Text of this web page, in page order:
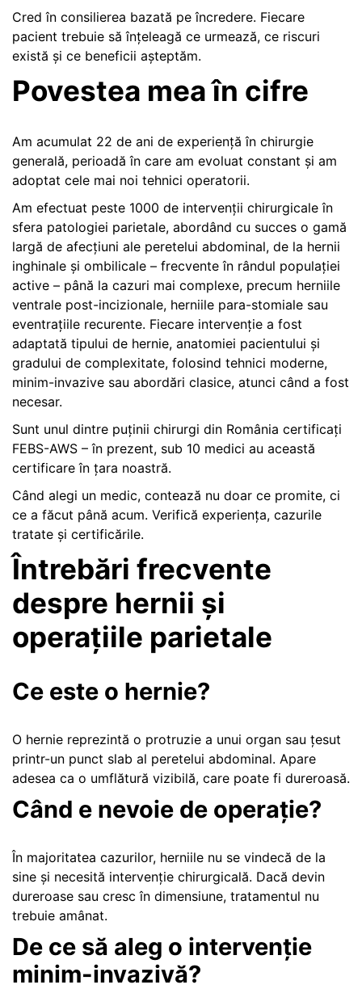
Cred în consilierea bazată pe încredere. Fiecare
pacient trebuie să înțeleagă ce urmează, ce riscuri
există și ce beneficii așteptăm.
Povestea mea în cifre
Am acumulat 22 de ani de experiență în chirurgie
generală, perioadă în care am evoluat constant și am
adoptat cele mai noi tehnici operatorii.
Am efectuat peste 1000 de intervenții chirurgicale în
sfera patologiei parietale, abordând cu succes o gamă
largă de afecțiuni ale peretelui abdominal, de la hernii
inghinale și ombilicale – frecvente în rândul populației
active – până la cazuri mai complexe, precum herniile
ventrale post-incizionale, herniile para-stomiale sau
eventrațiile recurente. Fiecare intervenție a fost
adaptată tipului de hernie, anatomiei pacientului și
gradului de complexitate, folosind tehnici moderne,
minim-invazive sau abordări clasice, atunci când a fost
necesar.
Sunt unul dintre puținii chirurgi din România certificați
FEBS-AWS – în prezent, sub 10 medici au această
certificare în țara noastră.
Când alegi un medic, contează nu doar ce promite, ci
ce a făcut până acum. Verifică experiența, cazurile
tratate și certificările.
Întrebări frecvente
despre hernii și
operațiile parietale
Ce este o hernie?
O hernie reprezintă o protruzie a unui organ sau țesut
printr-un punct slab al peretelui abdominal. Apare
adesea ca o umflătură vizibilă, care poate fi dureroasă.
Când e nevoie de operație?
În majoritatea cazurilor, herniile nu se vindecă de la
sine și necesită intervenție chirurgicală. Dacă devin
dureroase sau cresc în dimensiune, tratamentul nu
trebuie amânat.
De ce să aleg o intervenție
minim-invazivă?